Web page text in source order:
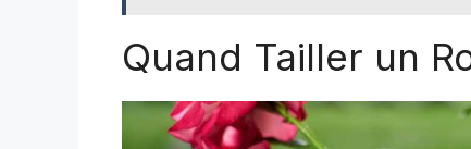
Quand Tailler un